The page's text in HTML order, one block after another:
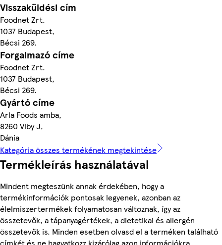
Visszaküldési cím
Foodnet Zrt.
1037 Budapest,
Bécsi 269.
Forgalmazó címe
Foodnet Zrt.
1037 Budapest,
Bécsi 269.
Gyártó címe
Arla Foods amba,
8260 Viby J,
Dánia
Kategória összes termékének megtekintése
Termékleírás használatával
Mindent megteszünk annak érdekében, hogy a
termékinformációk pontosak legyenek, azonban az
élelmiszertermékek folyamatosan változnak, így az
összetevők, a tápanyagértékek, a dietetikai és allergén
összetevők is. Minden esetben olvasd el a terméken található